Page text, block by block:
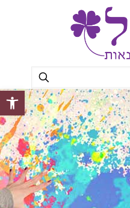
פתח